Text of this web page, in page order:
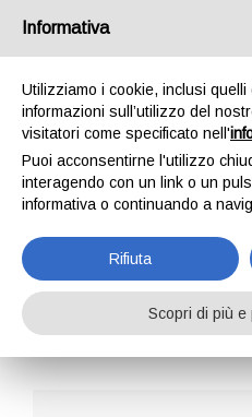
CINGOLI
Aziende Cingoli in
Informativa
Utilizziamo i cookie, inclusi
informazioni sull’utilizzo del
visitatori come specificato nell'
Puoi acconsentirne l'utilizzo
interagendo con un link o un
informativa o continuando a
Rifiuta
Scopri di più